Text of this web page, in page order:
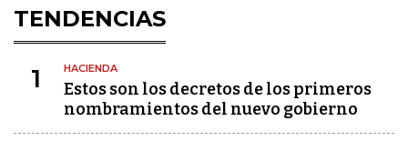
TENDENCIAS
1 HACIENDA
Estos son los decretos de los primeros
nombramientos del nuevo gobierno